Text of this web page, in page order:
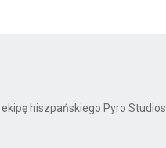
hiszpańskiego Pyro Studios.